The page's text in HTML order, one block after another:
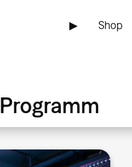
▶ Shop
Programm